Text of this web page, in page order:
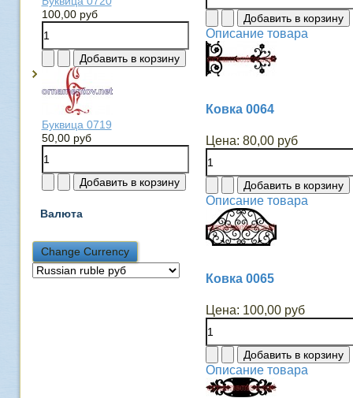
100,00 руб
Буквица 0719
50,00 руб
Валюта
Описание товара
Ковка 0064
Цена: 80,00 руб
Описание товара
Ковка 0065
Цена: 100,00 руб
Описание товара